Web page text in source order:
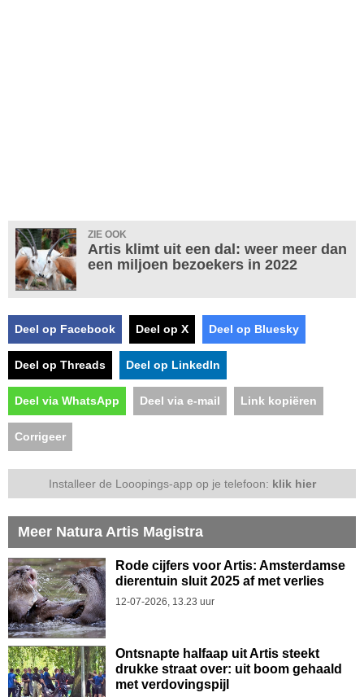
ZIE OOK
Artis klimt uit een dal: weer meer dan
een miljoen bezoekers in 2022
Deel op Facebook Deel op X Deel op Bluesky
Deel op Threads Deel op LinkedIn
Deel via WhatsApp Deel via e-mail Link kopiëren
Corrigeer
Installeer de Looopings-app op je telefoon: klik hier
Meer Natura Artis Magistra
Rode cijfers voor Artis: Amsterdamse
dierentuin sluit 2025 af met verlies
12-07-2026, 13.23 uur
Ontsnapte halfaap uit Artis steekt
drukke straat over: uit boom gehaald
met verdovingspijl